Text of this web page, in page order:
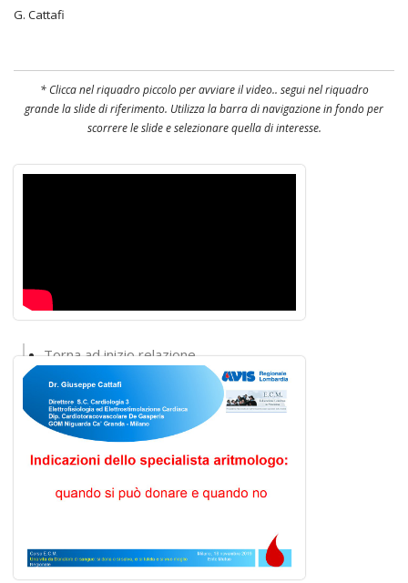
G. Cattafi
* Clicca nel riquadro piccolo per avviare il video.. segui nel riquadro
grande la slide di riferimento. Utilizza la barra di navigazione in fondo per
scorrere le slide e selezionare quella di interesse.
Torna ad inizio relazione
Torna alla lista interventi
Torna al convegno
Torna alla home del sito